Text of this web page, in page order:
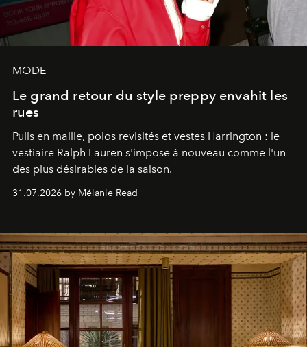
MODE
Le grand retour du style preppy envahit les
rues
Pulls en maille, polos revisités et vestes Harrington : le
vestiaire Ralph Lauren s'impose à nouveau comme l'un
des plus désirables de la saison.
31.07.2026 by Mélanie Read